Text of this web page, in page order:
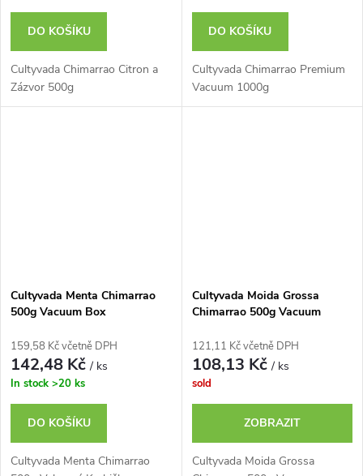
DO KOŠÍKU
Cultyvada Chimarrao Citron a
Zázvor 500g
DO KOŠÍKU
Cultyvada Chimarrao Premium
Vacuum 1000g
Cultyvada Menta Chimarrao
500g Vacuum Box
159,58 Kč včetně DPH
142,48 Kč/ ks
In stock >20 ks
DO KOŠÍKU
Cultyvada Menta Chimarrao
Cultyvada Moida Grossa
Chimarrao 500g Vacuum
121,11 Kč včetně DPH
108,13 Kč/ ks
sold
ZOBRAZIT
Cultyvada Moida Grossa